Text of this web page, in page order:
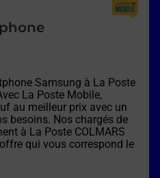
Samsung à La Poste
La Poste Mobile,
au meilleur prix avec un
besoins. Nos chargés de
à La Poste COLMARS
qui vous correspond le